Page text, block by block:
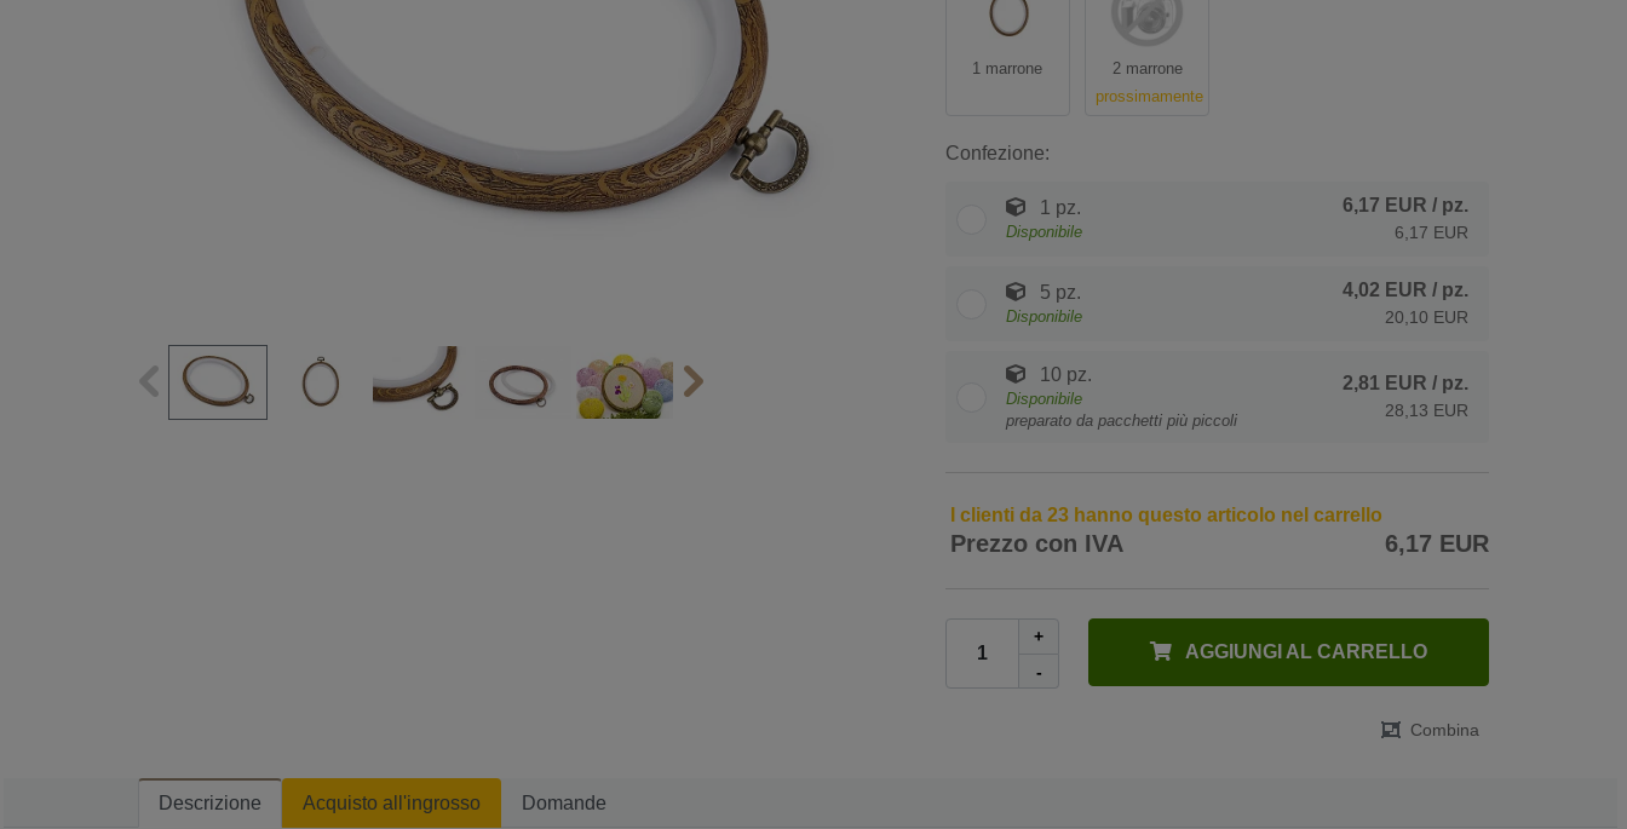
1 marrone
2 marrone
prossimamente
Confezione:
1 pz.
Disponibile
6,17 EUR / pz.
6,17 EUR
5 pz.
Disponibile
4,02 EUR / pz.
20,10 EUR
10 pz.
Disponibile
preparato da pacchetti più piccoli
2,81 EUR / pz.
28,13 EUR
I clienti da 23 hanno questo articolo nel carrello
Prezzo con IVA 6,17 EUR
+
-
AGGIUNGI AL CARRELLO
Combina
Descrizione Acquisto all'ingrosso Domande